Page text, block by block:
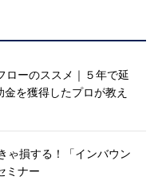
ローのススメ｜５年で延
を獲得したプロが教え
ゃ損する！「インバウン
ミナー